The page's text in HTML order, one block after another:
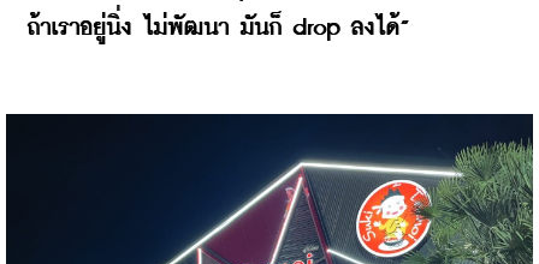
ถ้าเราอยู่นิ่ง ไม่พัฒนา มันก็ drop ลงได้”